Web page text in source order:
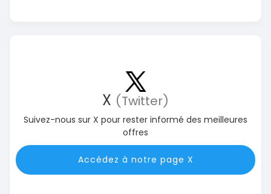
X (Twitter)
Suivez-nous sur X pour rester informé des meilleures
offres
Accédez à notre page X